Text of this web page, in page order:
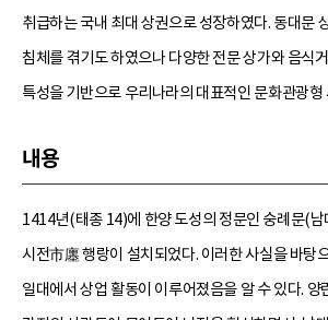
취급하는 국내 최대 상권으로 성장하였다. 동대문
침체를 겪기도 하였으나 다양한 전문 상가와 음식
특성을 기반으로 우리나라의 대표적인 문화관광형
내용
1414년(태종 14)에 한양 도성의 정문인 숭례문(남
시전市廛 행랑이 설치되었다. 이러한 사실을 바탕
일대에서 상업 활동이 이루어졌음을 알 수 있다. 양